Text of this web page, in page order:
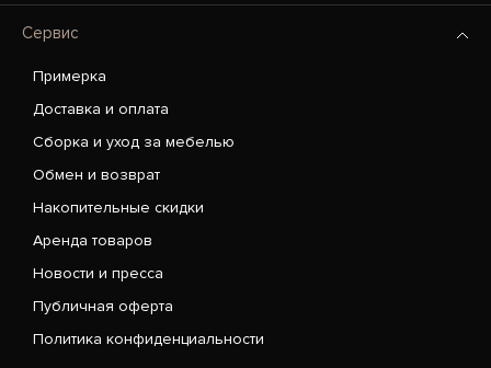
Сервис
Примерка
Доставка и оплата
Сборка и уход за мебелью
Обмен и возврат
Накопительные скидки
Аренда товаров
Новости и пресса
Публичная оферта
Политика конфиденциальности